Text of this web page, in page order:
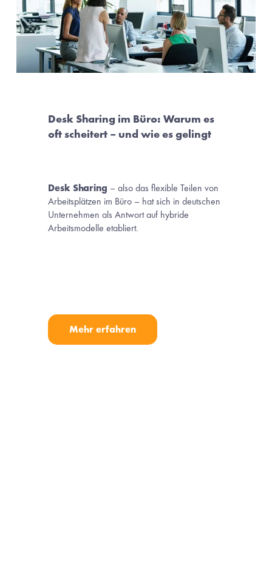
Desk Sharing im Büro: Warum es
oft scheitert – und wie es gelingt
Desk Sharing – also das flexible Teilen von
Arbeitsplätzen im Büro – hat sich in deutschen
Unternehmen als Antwort auf hybride
Arbeitsmodelle etabliert.
Mehr erfahren